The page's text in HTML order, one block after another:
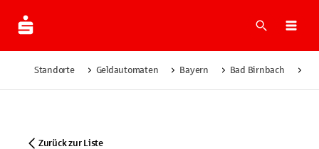
Suche
Standorte Geldautomaten Bayern Bad Birnbach
Zurück zur Liste